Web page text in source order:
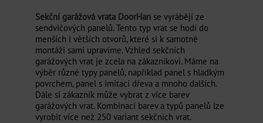
Sekční garážová vrata DoorHanse vyrábějí ze
sendvičových panelů. Tento typ vrat se hodí do
menších i větších otvorů, které si k samotné
montáži sami upravíme. Vzhled sekčních
garážových vrat je zcela na zákazníkovi. Máme na
výběr různé typy panelů, například panel s hladkým
povrchem, panel s imitací dřeva a mnoho dalších.
Dále si zákazník může vybrat z více barev
garážových vrat. Kombinací barev a typů panelů lze
vyrobit více než 250 variant sekčních vrat.